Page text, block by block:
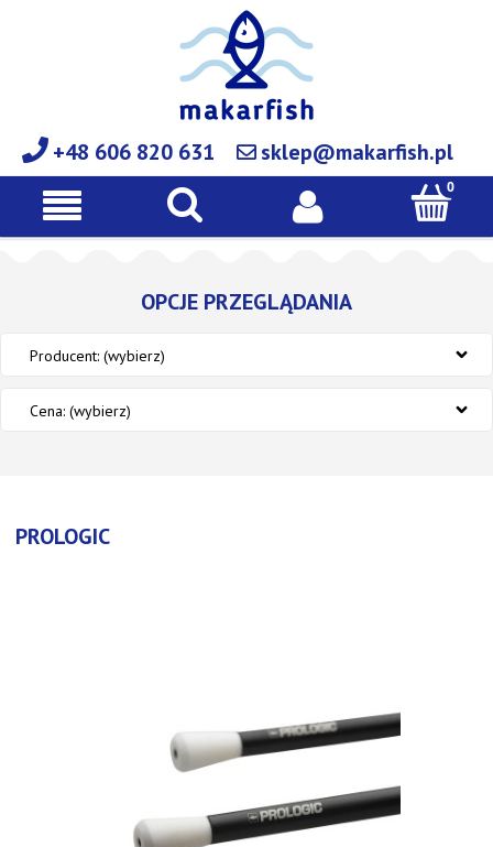
+48 606 820 631 sklep@makarfish.pl
OPCJE PRZEGLĄDANIA
Producent: (wybierz)
Cena: (wybierz)
PROLOGIC